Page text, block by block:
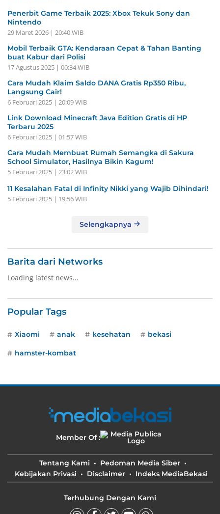
Penerbit Game Terbaik 2025: Xbox Tekuk Sony dan
Nintendo
29 Maret 2026 | 20:40 WIB
Mobil Terbaik GTA: Kendaraan Cepat & Tahan Banting
buat Kabur dari Polisi
17 Agustus 2025 | 00:34 WIB
Cara Mudah Klaim Saldo DANA Gratis Rp350 Ribu,
Langsung Cair!
6 Februari 2025 | 20:09 WIB
Link Download Minecraft Java Edition Gratis di HP
Terbaru 2025
6 Februari 2025 | 01:57 WIB
Cara Mudah Membuat Rumah Semangka di Sakura
School Simulator, Hasilnya Bikin Kagum!
5 Februari 2025 | 23:02 WIB
11 Kesalahan Fatal di Infinity Nikki yang Wajib Dihindari!
5 Februari 2025 | 19:56 WIB
Selengkapnya
Barita dari Networks
Loading latest news...
Popular Tags
Xiaomi anak kesehatan bekasi
hamster-kombat
Member Of :
Tentang Kami
Pedoman Media Siber
Kebijakan Privasi
Disclaimer Indeks MediaBekasi
Terhubung Dengan Kami